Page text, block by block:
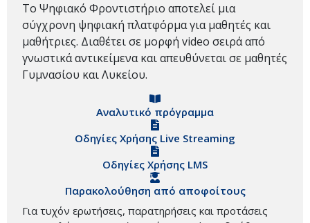
Το Ψηφιακό Φροντιστήριο αποτελεί μια
σύγχρονη ψηφιακή πλατφόρμα για μαθητές και
μαθήτριες. Διαθέτει σε μορφή video σειρά από
γνωστικά αντικείμενα και απευθύνεται σε μαθητές
Γυμνασίου και Λυκείου.
Αναλυτικό πρόγραμμα
Οδηγίες Χρήσης Live Streaming
Οδηγίες Χρήσης LMS
Παρακολούθηση από αποφοίτους
Για τυχόν ερωτήσεις, παρατηρήσεις και προτάσεις